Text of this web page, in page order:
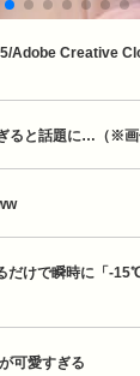
Adobe Creative
ると話題に…（※画
だけで瞬時に「-
可愛すぎる